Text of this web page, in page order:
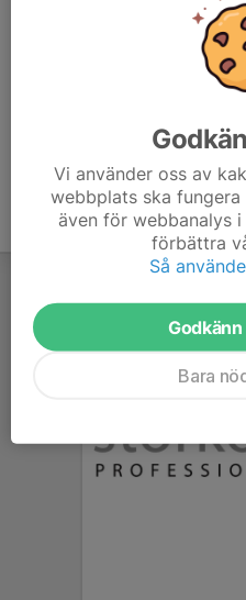
Vi använder oss av
webbplats ska
även för webbanalys
förbättra
Så
Bara